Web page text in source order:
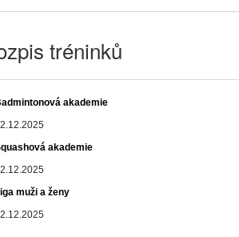
tréninků
akademie
akademie
muži a ženy